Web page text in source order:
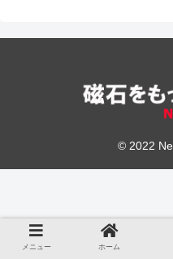
© 2022
メニュー ホーム